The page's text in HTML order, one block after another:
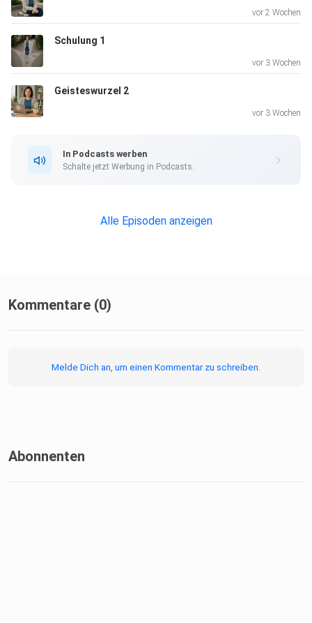
vor 2 Wochen
Schulung 1
vor 3 Wochen
Geisteswurzel 2
vor 3 Wochen
In Podcasts werben
Schalte jetzt Werbung in Podcasts.
Alle Episoden anzeigen
Kommentare (0)
Melde Dich an, um einen Kommentar zu schreiben.
Abonnenten